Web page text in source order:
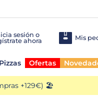
Mis
Pizzas Ofertas
+129€) 🏖️